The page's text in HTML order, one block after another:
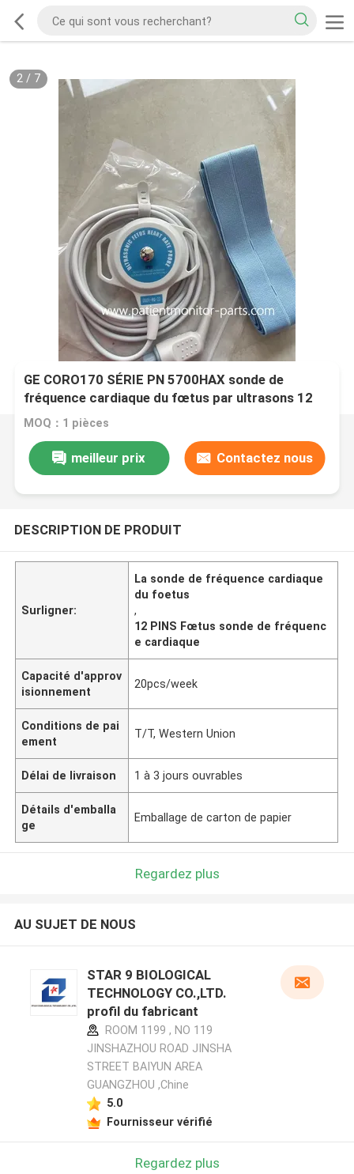
2/ 7
GE CORO170 SÉRIE PN 5700HAX sonde de
fréquence cardiaque du fœtus par ultrasons 12
PINS
MOQ：1 pièces
meilleur prix Contactez nous
DESCRIPTION DE PRODUIT
Surligner:
La sonde de fréquence cardiaque
du foetus
,
12 PINS Fœtus sonde de fréquenc
e cardiaque
Capacité d'approv
isionnement
20pcs/week
Conditions de pai
ement
T/T, Western Union
Délai de livraison 1 à 3 jours ouvrables
Détails d'emballa
ge
Emballage de carton de papier
Regardez plus
AU SUJET DE NOUS
STAR 9 BIOLOGICAL
TECHNOLOGY CO.,LTD.
profil du fabricant
ROOM 1199 , NO 119
JINSHAZHOU ROAD JINSHA
STREET BAIYUN AREA
GUANGZHOU ,Chine
5.0
Fournisseur vérifié
Regardez plus